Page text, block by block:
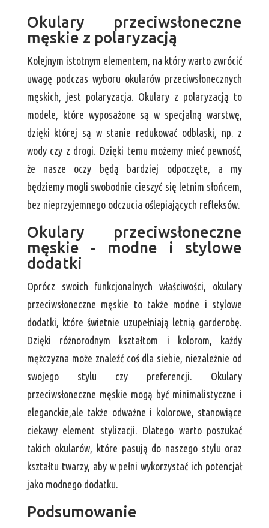
Okulary przeciwsłoneczne
męskie z polaryzacją
Kolejnym istotnym elementem, na który warto zwrócić
uwagę podczas wyboru okularów przeciwsłonecznych
męskich, jest polaryzacja. Okulary z polaryzacją to
modele, które wyposażone są w specjalną warstwę,
dzięki której są w stanie redukować odblaski, np. z
wody czy z drogi. Dzięki temu możemy mieć pewność,
że nasze oczy będą bardziej odpoczęte, a my
będziemy mogli swobodnie cieszyć się letnim słońcem,
bez nieprzyjemnego odczucia oślepiających refleksów.
Okulary przeciwsłoneczne
męskie - modne i stylowe
dodatki
Oprócz swoich funkcjonalnych właściwości, okulary
przeciwsłoneczne męskie to także modne i stylowe
dodatki, które świetnie uzupełniają letnią garderobę.
Dzięki różnorodnym kształtom i kolorom, każdy
mężczyzna może znaleźć coś dla siebie, niezależnie od
swojego stylu czy preferencji. Okulary
przeciwsłoneczne męskie mogą być minimalistyczne i
eleganckie,ale także odważne i kolorowe, stanowiące
ciekawy element stylizacji. Dlatego warto poszukać
takich okularów, które pasują do naszego stylu oraz
kształtu twarzy, aby w pełni wykorzystać ich potencjał
jako modnego dodatku.
Podsumowanie